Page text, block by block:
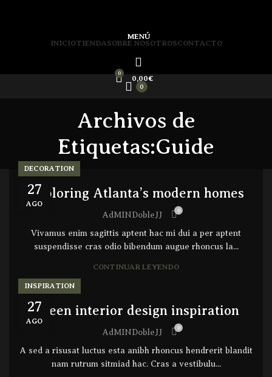
MENÚ
0
0,00€
INICIOTIENDASOBRE NOSOTROSCONTACTO
0
Archivos de
Etiquetas:Guide
27
AGO
DECORATION
Exploring Atlanta’s modern homes
AdMINDobleJJ 0
Vivamus enim sagittis aptent hac mi dui a per aptent
suspendisse cras odio bibendum augue rhoncus la...
CONTINUAR LEYENDO
27
AGO
INSPIRATION
Green interior design inspiration
AdMINDobleJJ 0
A sed a risusat luctus esta anibh rhoncus hendrerit blandit
nam rutrum sitmiad hac. Cras a vestibulu...